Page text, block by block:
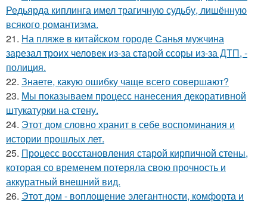
Редьярда киплинга имел трагичную судьбу, лишённую
всякого романтизма.
21. На пляже в китайском городе Санья мужчина
зарезал троих человек из-за старой ссоры из-за ДТП, -
полиция.
22. Знаете, какую ошибку чаще всего совершают?
23. Мы показываем процесс нанесения декоративной
штукатурки на стену.
24. Этот дом словно хранит в себе воспоминания и
истории прошлых лет.
25. Процесс восстановления старой кирпичной стены,
которая со временем потеряла свою прочность и
аккуратный внешний вид.
26. Этот дом - воплощение элегантности, комфорта и